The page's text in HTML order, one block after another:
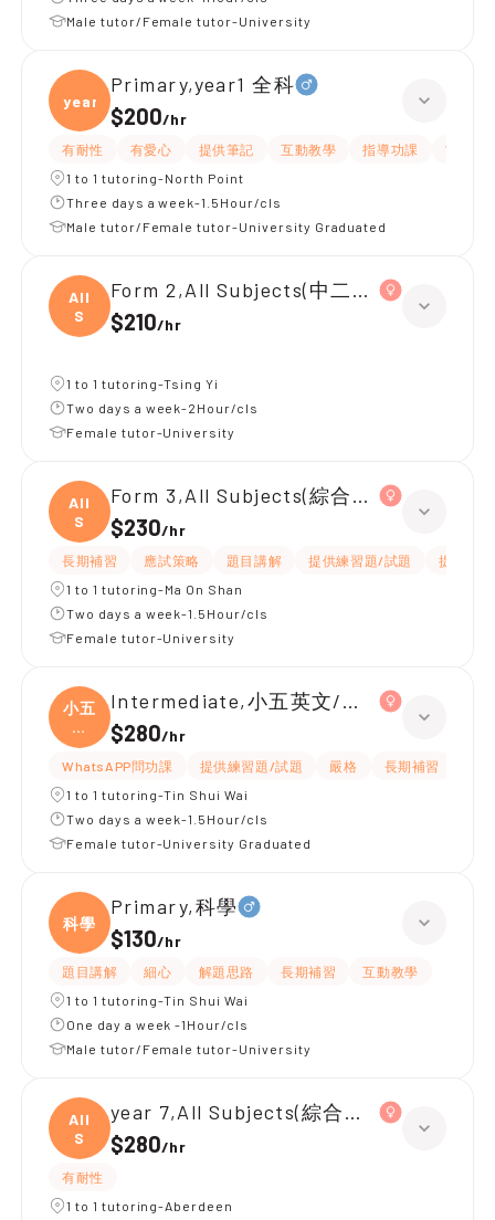
Male tutor/Female tutor-University
year1
Primary,year1 全科
$200/hr
有耐性 有愛心 提供筆記 互動教學 指導功課
1 to 1 tutoring-North Point
Three days a week-1.5Hour/cls
Male tutor/Female tutor-University Graduated
All
S
Form 2,All Subjects(中二全科)|Form
$210/hr
1 to 1 tutoring-Tsing Yi
Two days a week-2Hour/cls
Female tutor-University
All
S
Form 3,All Subjects(綜合科學/英文)
$230/hr
長期補習 應試策略 題目講解 提供練習題/試題
提供筆記
1 to 1 tutoring-Ma On Shan
Two days a week-1.5Hour/cls
Female tutor-University
小五
英
文/
Intermediate,小五英文/數學 全科
$280/hr
WhatsAPP問功課 提供練習題/試題 嚴格 長期補習
1 to 1 tutoring-Tin Shui Wai
Two days a week-1.5Hour/cls
Female tutor-University Graduated
科學
Primary,科學
$130/hr
題目講解 細心 解題思路 長期補習
互動教學
1 to 1 tutoring-Tin Shui Wai
One day a week -1Hour/cls
Male tutor/Female tutor-University
All
S
$280/hr
有耐性
1 to 1 tutoring-Aberdeen